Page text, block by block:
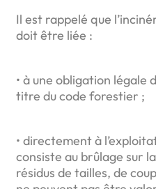
Il est rappelé que
doit être liée :
• à une obligation légale
titre du code forestier ;
• directement à
consiste au brûlage sur
résidus de tailles, de